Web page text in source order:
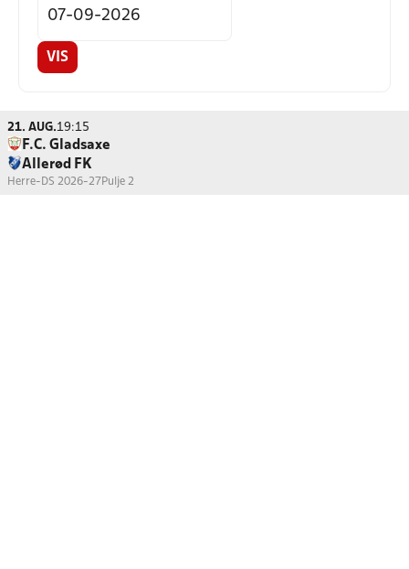
VIS
21. AUG.19:15
F.C. Gladsaxe
Allerød FK
Herre-DS 2026-27 Pulje 2